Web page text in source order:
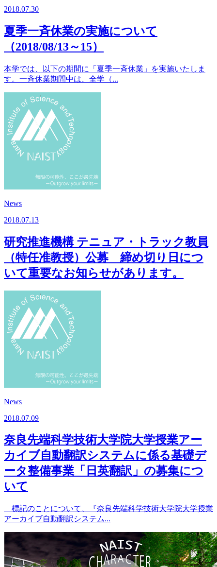
2018.07.30
夏季一斉休業の実施について
（2018/08/13～15）
本学では、以下の期間に「夏季一斉休業」を実施いたしま
す。一斉休業期間中は、全学（...
News
2018.07.13
研究推進機構 テニュア・トラック教員
（特任准教授）公募 締め切り日につ
いて重要なお知らせがあります。
News
2018.07.09
奈良先端科学技術大学院大学授業アー
カイブ自動翻訳システムに係る基礎デ
ータ整備事業「日英翻訳」の募集につ
いて
標記のことについて、『奈良先端科学技術大学院大学授業
アーカイブ自動翻訳システム...